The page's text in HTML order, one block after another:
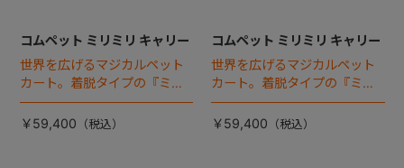
コムペット ミリミリ キャリー
世界を広げるマジカルペット
カート。着脱タイプの『ミリ
ミリEG』 がフルモデルチェン
ジ 。新機能「マジカルフォー
￥59,400
コムペット ミリミリ キャリー
世界を広げるマジカルペット
カート。着脱タイプの『ミリ
ミリEG』 がフルモデルチェン
ジ 。新機能「マジカルフォー
￥59,400